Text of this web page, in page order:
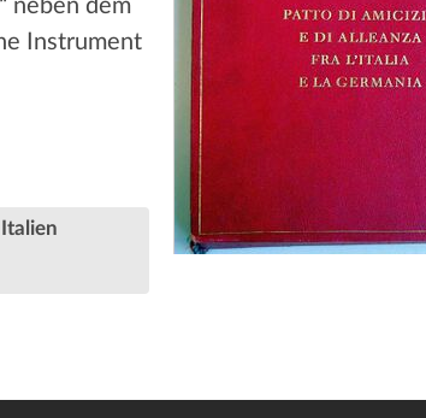
neben dem
Instrument
Italien